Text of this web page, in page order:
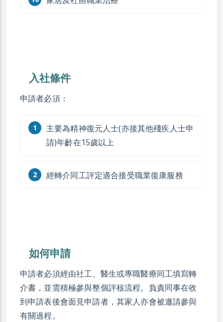
入社條件
申請者必須：
主要為精神復元人士(亦接其他殘疾人士申
請)年齡在15歲以上
經轉介同工評定適合接受職業復康服務
如何申請
申請者必須經由社工、醫生或專職醫療同工填寫轉
介書，並需積極參與整個評核流程。負責同事在收
到申請表後會面見申請者，其家人亦會被邀請參與
有關過程。